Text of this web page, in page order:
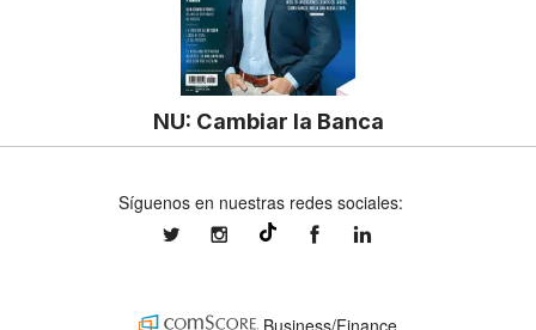
NU: Cambiar la Banca
Síguenos en nuestras redes sociales:
expansionmxexpansionmx ExpansionMex